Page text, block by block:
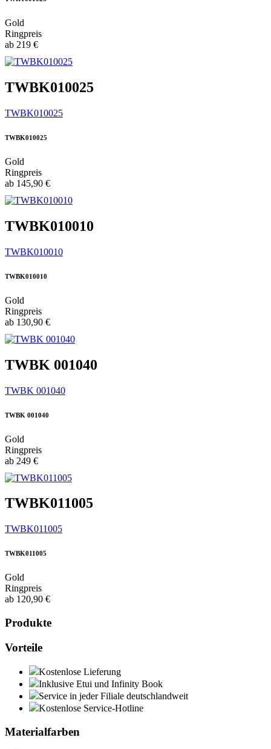
Gold
Ringpreis
ab 219 €
TWBK010025
TWBK010025
TWBK010025
Gold
Ringpreis
ab 145,90 €
TWBK010010
TWBK010010
TWBK010010
Gold
Ringpreis
ab 130,90 €
TWBK 001040
TWBK 001040
TWBK 001040
Gold
Ringpreis
ab 249 €
TWBK011005
TWBK011005
TWBK011005
Gold
Ringpreis
ab 120,90 €
Produkte
Vorteile
Kostenlose Lieferung
Inklusive Etui und Infinity Book
Service in jeder Filiale deutschlandweit
Kostenlose Service-Hotline
Materialfarben